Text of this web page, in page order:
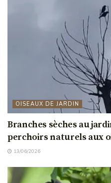
OISEAUX DE JARDIN
Branches sèches au
perchoirs naturels aux
13/06/2026